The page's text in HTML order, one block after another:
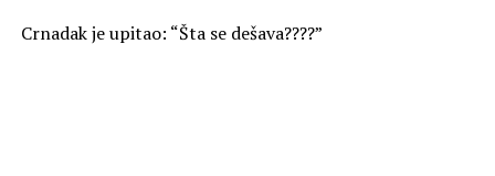
Crnadak je upitao: “Šta se dešava????”